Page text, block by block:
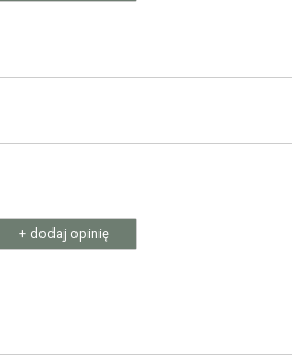
+ dodaj opinię